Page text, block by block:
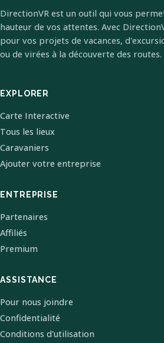
DirectionVR est un outil qui vous
hauteur de vos attentes. Avec
pour vos projets de vacances,
ou de virées à la découverte des routes.
EXPLORER
Carte Interactive
Tous les lieux
Caravaniers
Ajouter votre entreprise
ENTREPRISE
Partenaires
Affiliés
Premium
ASSISTANCE
Pour nous joindre
Confidentialité
Conditions d'utilisation